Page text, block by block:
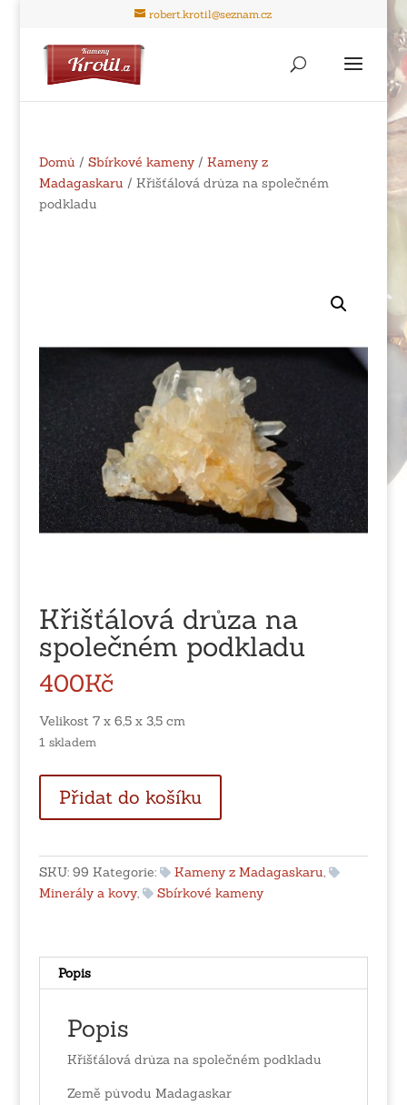
robert.krotil@seznam.cz
Domů / Sbírkové kameny/ Kameny z
Madagaskaru / Křišťálová drůza na společném
podkladu
Křišťálová drůza na
společném podkladu
400Kč
Velikost 7 x 6,5 x 3,5 cm
1 skladem
drůza
na
podkladu
množství
Přidat do košíku
SKU: 99 Kategorie: Kameny z Madagaskaru,
Minerály a kovy, Sbírkové kameny
Popis
Popis
Křišťálová drůza na společném podkladu
Země původu Madagaskar